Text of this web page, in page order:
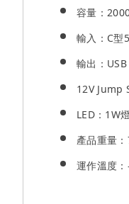
容量：
輸入：C型
輸出：
12V Jump
LED：1W
產品重量
運作溫度